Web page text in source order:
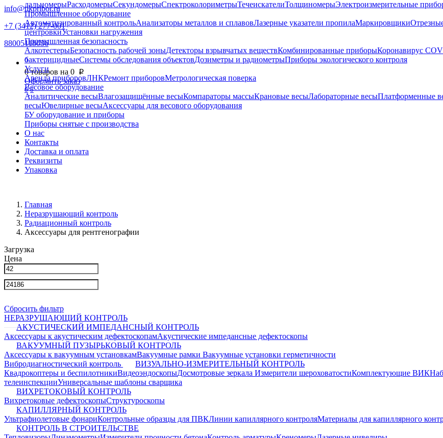
info@nkpribor.ru
+7 (3412) 277-001
88005118036
0
0 товаров на 0 p
Оформить заказ
0 0
дальномерыРасходомерыСекундомерыСпектроколориметрыТечеискателиТолщиномерыЭлектроизмерительные
Промышленное оборудование
Автоматизированный контрольАнализаторы металлов и сплавовЛазерные указатели пропилаМаркировщики
центровкиУстановки нагружения
Промышленная безопасность
АлкотестерыБезопасность рабочей зоныДетекторы взрывчатых веществКомбинированные приборыКоронавирус
бактерицидныеСистемы обследования объектовДозиметры и радиометрыПриборы экологического контроля
Услуги
Аренда приборовЛНКРемонт приборовМетрологическая поверка
Весовое оборудование
Аналитические весыВлагозащищённые весыКомпараторы массыКрановые весыЛабораторные весыПлатформенные
весыЮвелирные весыАксессуары для весового оборудования
БУ оборудование и приборы
Приборы снятые с производства
О нас
Контакты
Доставка и оплата
Реквизиты
Упаковка
Главная
Неразрушающий контроль
Радиационный контроль
Аксессуары для рентгенографии
Загрузка
Цена
Сбросить фильтр
НЕРАЗРУШАЮЩИЙ КОНТРОЛЬ
АКУСТИЧЕСКИЙ ИМПЕДАНСНЫЙ КОНТРОЛЬ
Аксессуары к акустическим дефектоскопамАкустические импедансные дефектоскопы
ВАКУУМНЫЙ ПУЗЫРЬКОВЫЙ КОНТРОЛЬ
Аксессуары к вакуумным установкамВакуумные рамки Вакуумные установки герметичности
Вибродиагностический контроль
ВИЗУАЛЬНО-ИЗМЕРИТЕЛЬНЫЙ КОНТРОЛЬ
Квадрокоптеры и беспилотникиВидеоэндоскопыДосмотровые зеркалаИзмерители шероховатостиКомплектующие ВИК
телеинспекцииУниверсальные шаблоны сварщика
ВИХРЕТОКОВЫЙ КОНТРОЛЬ
Вихретоковые дефектоскопыСтруктуроскопы
КАПИЛЛЯРНЫЙ КОНТРОЛЬ
Ультрафиолетовые фонариКонтрольные образцы для ПВКЛинии капиллярного контроляМатериалы для капиллярного
КОНТРОЛЬ В СТРОИТЕЛЬСТВЕ